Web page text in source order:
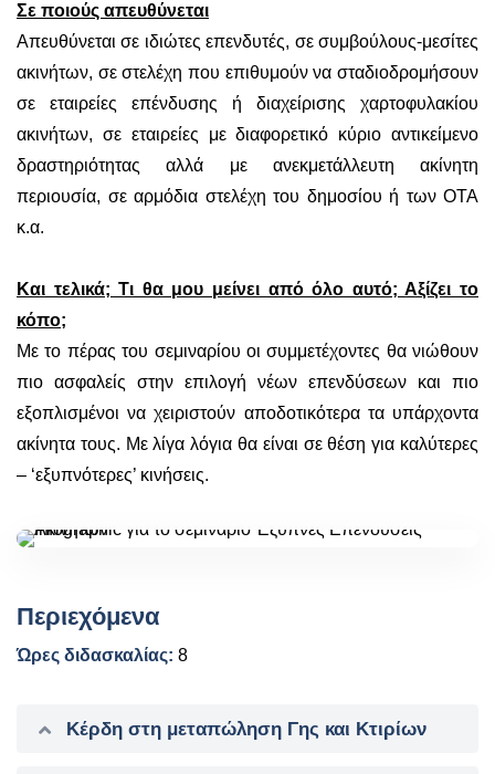
Σε ποιούς απευθύνεται
Απευθύνεται σε ιδιώτες επενδυτές, σε συμβούλους-μεσίτες
ακινήτων, σε στελέχη που επιθυμούν να σταδιοδρομήσουν
σε εταιρείες επένδυσης ή διαχείρισης χαρτοφυλακίου
ακινήτων, σε εταιρείες με διαφορετικό κύριο αντικείμενο
δραστηριότητας αλλά με ανεκμετάλλευτη ακίνητη
περιουσία, σε αρμόδια στελέχη του δημοσίου ή των ΟΤΑ
κ.α.
Και τελικά; Τι θα μου μείνει από όλο αυτό; Αξίζει το
κόπο;
Με το πέρας του σεμιναρίου οι συμμετέχοντες θα νιώθουν
πιο ασφαλείς στην επιλογή νέων επενδύσεων και πιο
εξοπλισμένοι να χειριστούν αποδοτικότερα τα υπάρχοντα
ακίνητα τους. Με λίγα λόγια θα είναι σε θέση για καλύτερες
– ‘εξυπνότερες’ κινήσεις.
Περιεχόμενα
Ώρες διδασκαλίας: 8
Κέρδη στη μεταπώληση Γης και Κτιρίων